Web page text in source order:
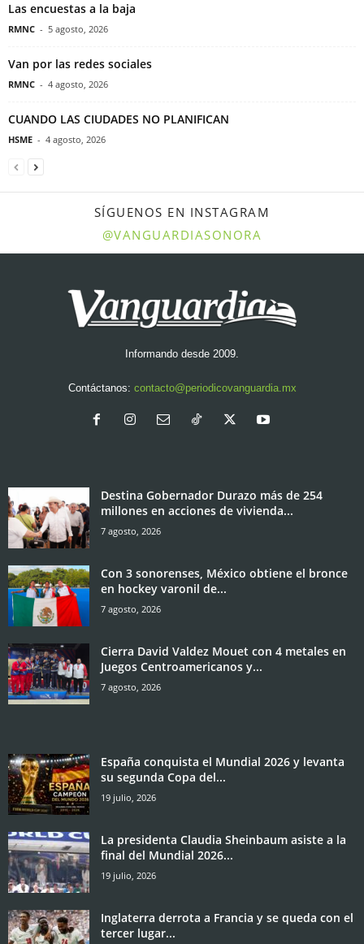
Las encuestas a la baja
RMNC - 5 agosto, 2026
Van por las redes sociales
RMNC - 4 agosto, 2026
CUANDO LAS CIUDADES NO PLANIFICAN
HSME - 4 agosto, 2026
SÍGUENOS EN INSTAGRAM
@VANGUARDIASONORA
Informando desde 2009.
Contáctanos: contacto@periodicovanguardia.mx
Destina Gobernador Durazo más de 254
millones en acciones de vivienda...
7 agosto, 2026
Con 3 sonorenses, México obtiene el bronce
en hockey varonil de...
7 agosto, 2026
Cierra David Valdez Mouet con 4 metales en
Juegos Centroamericanos y...
7 agosto, 2026
España conquista el Mundial 2026 y levanta
su segunda Copa del...
19 julio, 2026
La presidenta Claudia Sheinbaum asiste a la
final del Mundial 2026...
19 julio, 2026
Inglaterra derrota a Francia y se queda con el
tercer lugar...